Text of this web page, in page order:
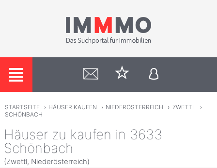
STARTSEITE › HÄUSER KAUFEN › NIEDERÖSTERREICH › ZWETTL
›
SCHÖNBACH
Häuser zu kaufen in 3633
Schönbach
(Zwettl, Niederösterreich)